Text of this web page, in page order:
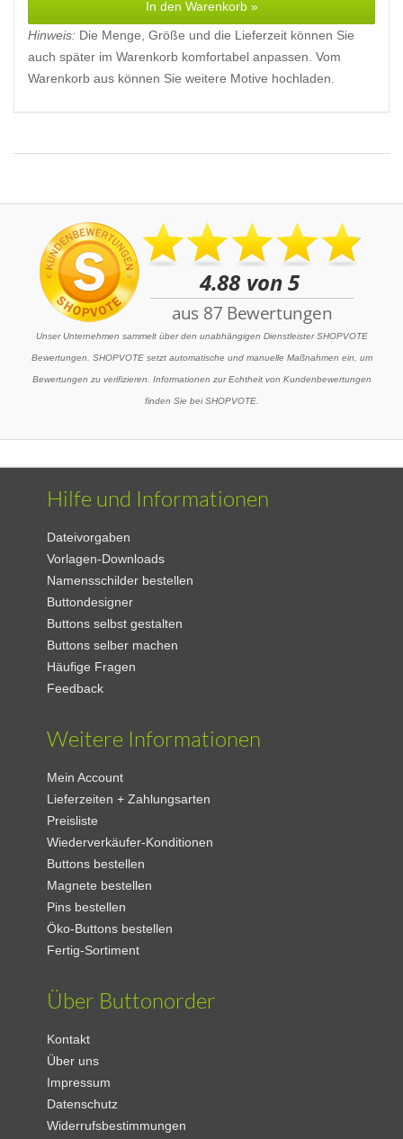
In den Warenkorb »
Hinweis: Die Menge, Größe und die Lieferzeit können Sie
auch später im Warenkorb komfortabel anpassen. Vom
Warenkorb aus können Sie weitere Motive hochladen.
Unser Unternehmen sammelt über den unabhängigen Dienstleister SHOPVOTE
Bewertungen. SHOPVOTE setzt automatische und manuelle Maßnahmen ein, um
Bewertungen zu verifizieren. Informationen zur Echtheit von Kundenbewertungen
finden Sie bei SHOPVOTE.
Hilfe und Informationen
Dateivorgaben
Vorlagen-Downloads
Namensschilder bestellen
Buttondesigner
Buttons selbst gestalten
Buttons selber machen
Häufige Fragen
Feedback
Weitere Informationen
Mein Account
Lieferzeiten + Zahlungsarten
Preisliste
Wiederverkäufer-Konditionen
Buttons bestellen
Magnete bestellen
Pins bestellen
Öko-Buttons bestellen
Fertig-Sortiment
Über Buttonorder
Kontakt
Über uns
Impressum
Datenschutz
Widerrufsbestimmungen